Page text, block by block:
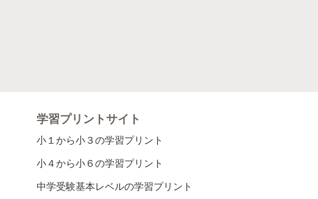
学習プリントサイト
小１から小３の学習プリント
小４から小６の学習プリント
中学受験基本レベルの学習プリント